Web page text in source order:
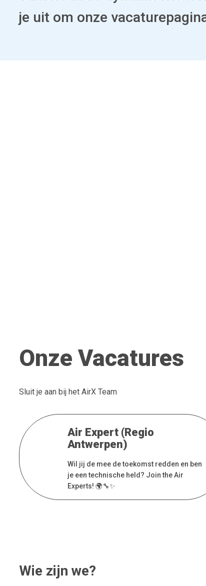
je uit om onze
Onze Vacatures
Sluit je aan bij het AirX Team
Air Expert (Regio
Antwerpen)
Wil jij de mee de toekomst redden en ben
je een technische held? Join the Air
Experts! 🌍🔧✨
Wie zijn we?